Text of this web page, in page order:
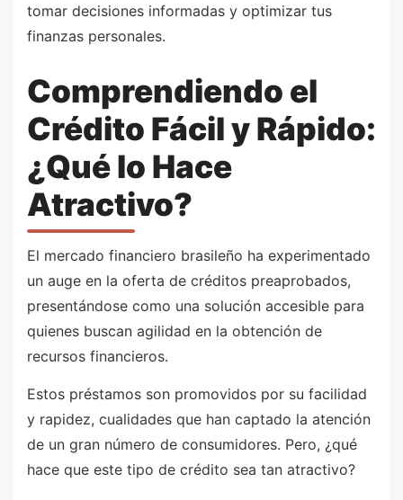
tomar decisiones informadas y optimizar tus
finanzas personales.
Comprendiendo el
Crédito Fácil y Rápido:
¿Qué lo Hace
Atractivo?
El mercado financiero brasileño ha experimentado
un auge en la oferta de créditos preaprobados,
presentándose como una solución accesible para
quienes buscan agilidad en la obtención de
recursos financieros.
Estos préstamos son promovidos por su facilidad
y rapidez, cualidades que han captado la atención
de un gran número de consumidores. Pero, ¿qué
hace que este tipo de crédito sea tan atractivo?